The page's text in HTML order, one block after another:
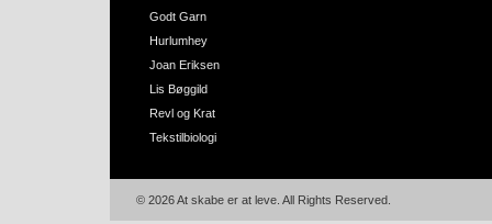
Godt Garn
Hurlumhey
Joan Eriksen
Lis Bøggild
Revl og Krat
Tekstilbiologi
© 2026 At skabe er at leve. All Rights Reserved.